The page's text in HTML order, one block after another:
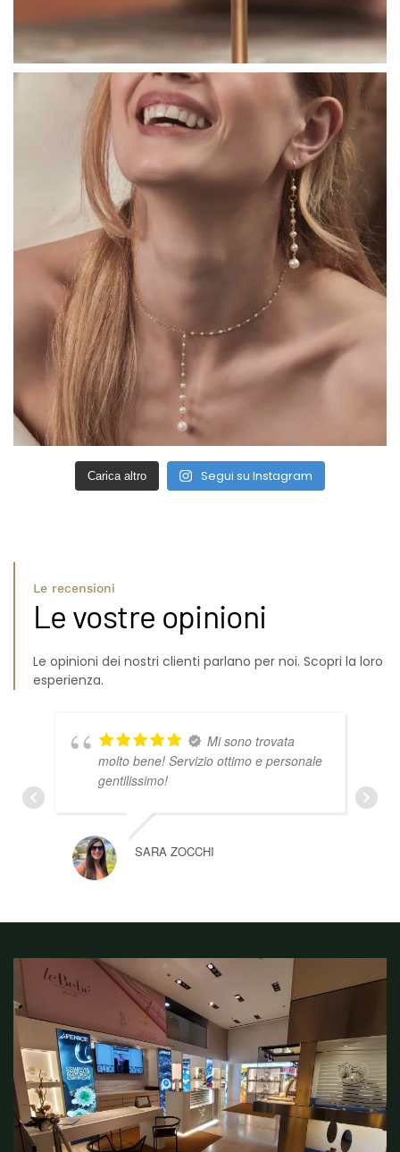
Carica altro Segui su Instagram
Le recensioni
Le vostre opinioni
Le opinioni dei nostri clienti parlano per noi. Scopri la loro
esperienza.
Mi sono trovata
molto bene! Servizio ottimo e personale
gentilissimo!
SARA ZOCCHI